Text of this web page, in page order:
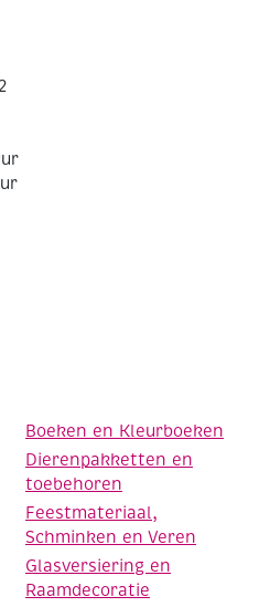
Boeken en Kleurboeken
Dierenpakketten en
toebehoren
Feestmateriaal,
Schminken en Veren
Glasversiering en
Raamdecoratie